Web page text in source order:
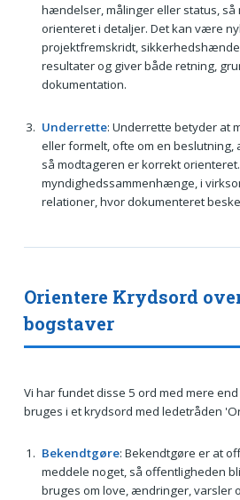
hændelser, målinger eller status, så
orienteret i detaljer. Det kan være
projektfremskridt,
resultater og giver både retning,
dokumentation.
Underrette: Underrette betyder at
eller formelt, ofte om en
så modtageren er korrekt
myndighedssammenhænge, i
relationer, hvor dokumenteret
Orientere Krydsord
bogstaver
Vi har fundet disse 5 ord med mere
bruges i et krydsord med ledetråden
Bekendtgøre: Bekendtgøre er at
meddele noget, så offentligheden
bruges om love, ændringer, varsler